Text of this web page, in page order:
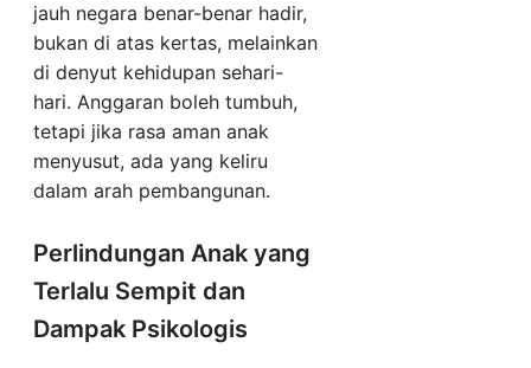
jauh negara benar-benar hadir,
bukan di atas kertas, melainkan
di denyut kehidupan sehari-
hari. Anggaran boleh tumbuh,
tetapi jika rasa aman anak
menyusut, ada yang keliru
dalam arah pembangunan.
Perlindungan Anak yang
Terlalu Sempit dan
Dampak Psikologis